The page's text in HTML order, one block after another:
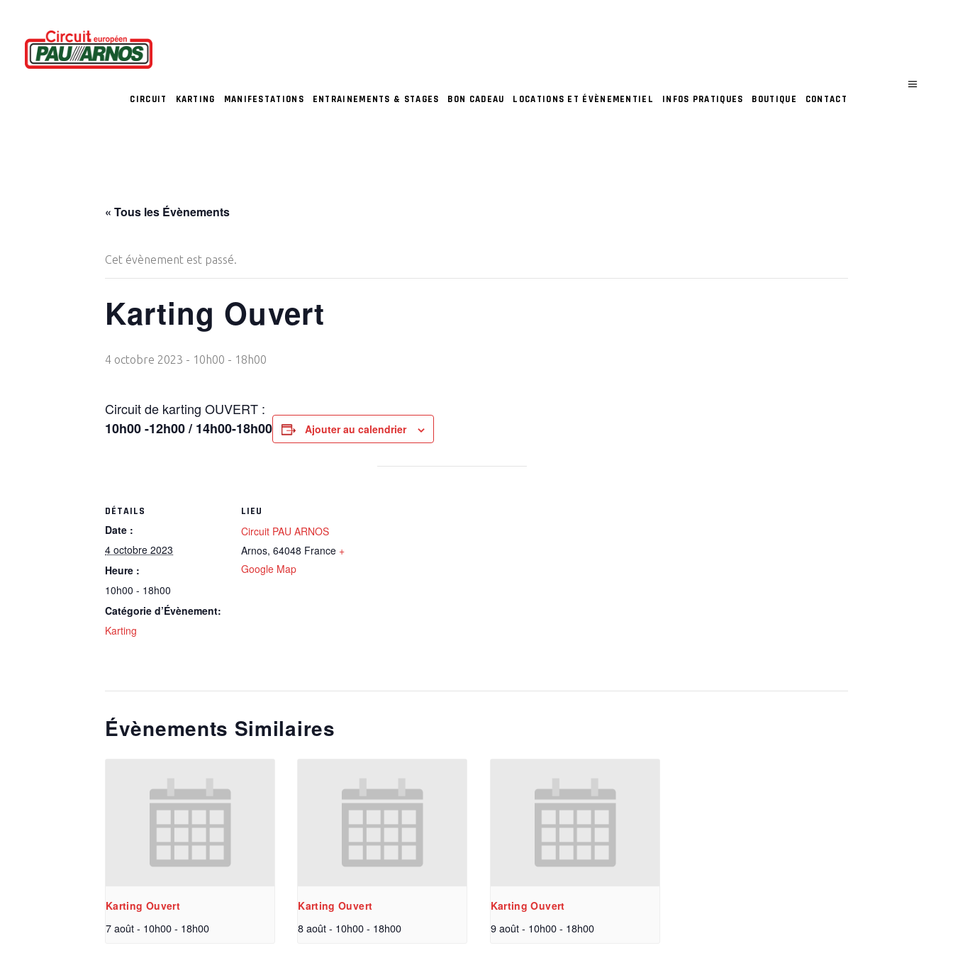
CIRCUIT KARTING MANIFESTATIONS ENTRAINEMENTS & STAGES BON CADEAU LOCATIONS ET ÉVÈNEMENTIEL INFOS PRATIQUES BOUTIQUE CONTACT
« Tous les Évènements
Cet évènement est passé.
Karting Ouvert
4 octobre 2023 - 10h00 - 18h00
Circuit de karting OUVERT :
10h00 -12h00 / 14h00-18h00
Ajouter au calendrier
DÉTAILS
Date :
4 octobre 2023
Heure :
10h00 - 18h00
Catégorie d’Évènement:
Karting
LIEU
Circuit PAU ARNOS
Arnos, 64048 France +
Google Map
Évènements Similaires
Karting Ouvert
7 août - 10h00- 18h00
Karting Ouvert
8 août - 10h00 - 18h00
Karting Ouvert
9 août - 10h00 - 18h00